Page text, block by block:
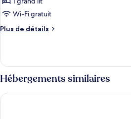
ce
type
de
DELUXE
QUEEN
Wi-Fi gratuit
Plus de détails
Plus
le
type
de
chambre
DELUXE
Hébergements similaires
Warwick Denver